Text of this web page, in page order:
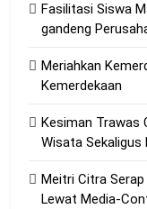
Fasilitasi Siswa
gandeng
Meriahkan
Kemerdekaan
Kesiman Trawas
Wisata Sekaligus
Meitri Citra
Lewat Media-